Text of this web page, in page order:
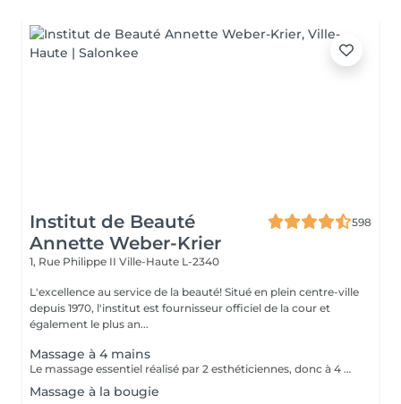
Institut de Beauté
Annette Weber-Krier
598
1, Rue Philippe II Ville-Haute L-2340
L'excellence au service de la beauté! Situé en plein centre-ville
depuis 1970, l'institut est fournisseur officiel de la cour et
également le plus an...
Massage à 4 mains
Le massage essentiel réalisé par 2 esthéticiennes, donc à 4 mains est un massage du corps complet aux huiles essentielles, qui apporte une profonde relaxation. C'est une technique favorisant la circulation énergétique et qui réactive le métabolisme. C'est un massage où on retrouve le plaisir de donner et de recevoir. En fait c'est un mélange de différentes techniques : californienne, quant au rythme, la fluidité, manoeuvres enveloppantes, et suédoise, travail précis sur les différentes parties du corps.
Massage à la bougie